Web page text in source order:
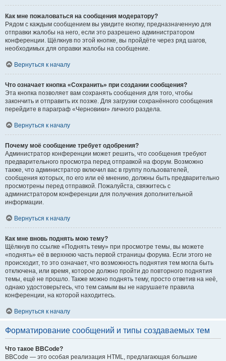
Как мне пожаловаться на сообщения модератору?
Рядом с каждым сообщением вы увидите кнопку, предназначенную для
отправки жалобы на него, если это разрешено администратором
конференции. Щёлкнув по этой кнопке, вы пройдёте через ряд шагов,
необходимых для оправки жалобы на сообщение.
Вернуться к началу
Что означает кнопка «Сохранить» при создании сообщения?
Эта кнопка позволяет вам сохранять сообщения для того, чтобы
закончить и отправить их позже. Для загрузки сохранённого сообщения
перейдите в параграф «Черновики» личного раздела.
Вернуться к началу
Почему моё сообщение требует одобрения?
Администратор конференции может решить, что сообщения требуют
предварительного просмотра перед отправкой на форум. Возможно
также, что администратор включил вас в группу пользователей,
сообщения которых, по его или её мнению, должны быть предварительно
просмотрены перед отправкой. Пожалуйста, свяжитесь с
администратором конференции для получения дополнительной
информации.
Вернуться к началу
Как мне вновь поднять мою тему?
Щёлкнув по ссылке «Поднять тему» при просмотре темы, вы можете
«поднять» её в верхнюю часть первой страницы форума. Если этого не
происходит, то это означает, что возможность поднятия тем могла быть
отключена, или время, которое должно пройти до повторного поднятия
темы, ещё не прошло. Также можно поднять тему, просто ответив на неё,
однако удостоверьтесь, что тем самым вы не нарушаете правила
конференции, на которой находитесь.
Вернуться к началу
Форматирование сообщений и типы создаваемых тем
Что такое BBCode?
BBCode — это особая реализация HTML, предлагающая большие